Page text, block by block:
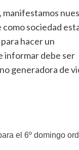
manifestamos
sociedad
hacer un
informar debe ser
generadora de
el 6º domingo